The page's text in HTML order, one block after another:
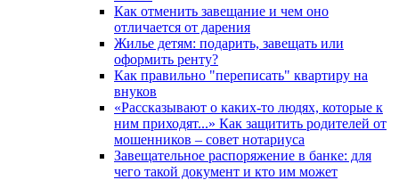
Как отменить завещание и чем оно
отличается от дарения
Жилье детям: подарить, завещать или
оформить ренту?
Как правильно "переписать" квартиру на
внуков
«Рассказывают о каких-то людях, которые к
ним приходят...» Как защитить родителей от
мошенников – совет нотариуса
Завещательное распоряжение в банке: для
чего такой документ и кто им может